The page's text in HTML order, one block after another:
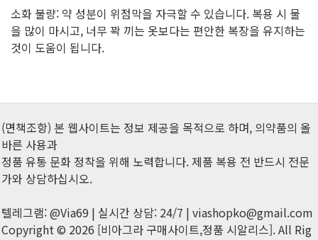
소화 불량: 약 성분이 위점막을 자극할 수 있습니다. 복용 시 물
을 많이 마시고, 너무 꽉 끼는 옷보다는 편안한 복장을 유지하는
것이 도움이 됩니다.
(면책조항) 본 웹사이트는 정보 제공을 목적으로 하며, 의약품의 올
바른 사용과
정품 유통 문화 정착을 위해 노력합니다. 제품 복용 전 반드시 전문
가와 상담하십시오.
텔레그램: @Via69 | 실시간 상담: 24/7 | viashopko@gmail.com
Copyright © 2026 [비아그라 구매사이트,정품 시알리스]. All Rig